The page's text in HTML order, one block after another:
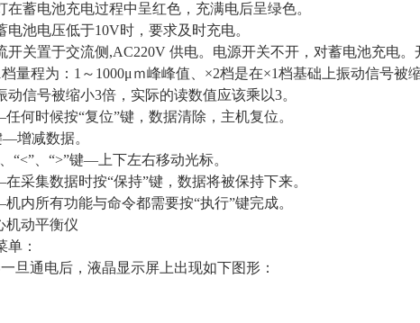
在蓄电池充电过程中呈红色，充满电后呈绿色。
电池电压低于10V时，要求及时充电。
开关置于交流侧,AC220V 供电。电源开关不开，对蓄电池充电。
量程为：1～1000μｍ峰峰值、×2档是在×1档基础上振动信号被
动信号被缩小3倍，实际的读数值应该乘以3。
何时候按“复位”键，数据清除，主机复位。
―增减数据。
“<”、“>”键―上下左右移动光标。
采集数据时按“保持”键，数据将被保持下来。
内所有功能与命令都需要按“执行”键完成。
机动平衡仪
单：
旦通电后，液晶显示屏上出现如下图形：